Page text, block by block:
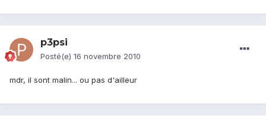
p3psi
Posté(e) 16 novembre 2010
mdr, il sont malin... ou pas d'ailleur